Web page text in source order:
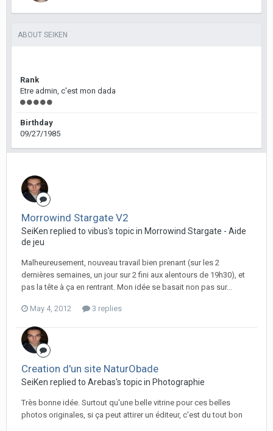
ABOUT SEIKEN
Rank
Etre admin, c'est mon dada
Birthday
09/27/1985
Morrowind Stargate V2
SeiKen replied to vibus's topic in Morrowind Stargate - Aide
de jeu
Malheureusement, nouveau travail bien prenant (sur les 2
dernières semaines, un jour sur 2 fini aux alentours de 19h30), et
pas la tête à ça en rentrant. Mon idée se basait non pas sur...
May 4, 2012 3 replies
Creation d'un site NaturObade
SeiKen replied to Arebas's topic in Photographie
Très bonne idée. Surtout qu'une belle vitrine pour ces belles
photos originales, si ça peut attirer un éditeur, c'est du tout bon